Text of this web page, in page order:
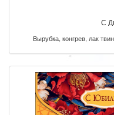
С
Вырубка, конгрев, лак